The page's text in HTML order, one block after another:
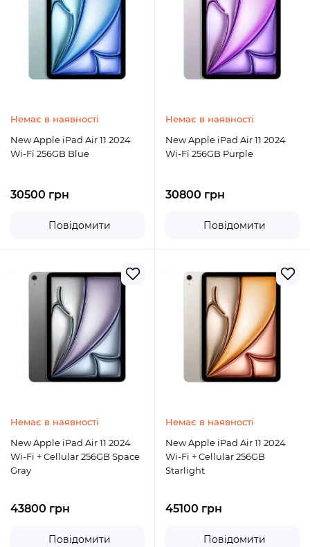
Немає в наявності
New Apple iPad Air 11 2024
Wi-Fi 256GB Blue
30500 грн
Повідомити
Немає в наявності
New Apple iPad Air 11 2024
Wi-Fi 256GB Purple
30800 грн
Повідомити
Немає в наявності
New Apple iPad Air 11 2024
Wi-Fi + Cellular 256GB Space
Gray
43800 грн
Повідомити
Немає в наявності
New Apple iPad Air 11 2024
Wi-Fi + Cellular 256GB
Starlight
45100 грн
Повідомити